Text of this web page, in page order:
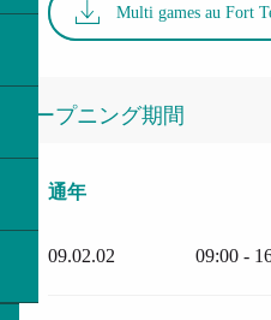
Multi games au Fort
オープニング期間
通年
通年
09.02.02 09:00 -